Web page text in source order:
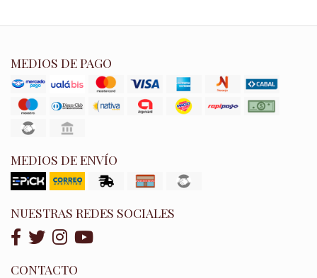
MEDIOS DE PAGO
MEDIOS DE ENVÍO
NUESTRAS REDES SOCIALES
CONTACTO